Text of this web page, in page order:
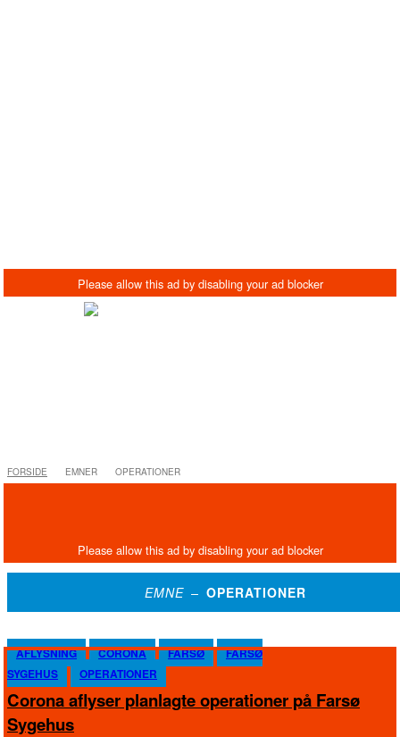
FORSIDE EMNER OPERATIONER
EMNE – OPERATIONER
AFLYSNING CORONA FARSØ
FARSØ
SYGEHUS
OPERATIONER
Corona aflyser planlagte operationer på Farsø
Sygehus